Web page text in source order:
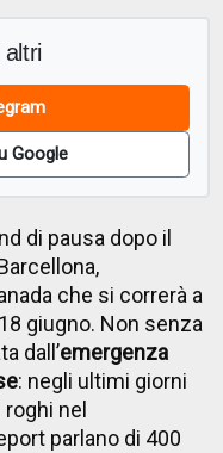
Google
di pausa dopo il
che si correrà a
giugno. Non senza
dall’emergenza
: negli ultimi giorni
nel
parlano di 400